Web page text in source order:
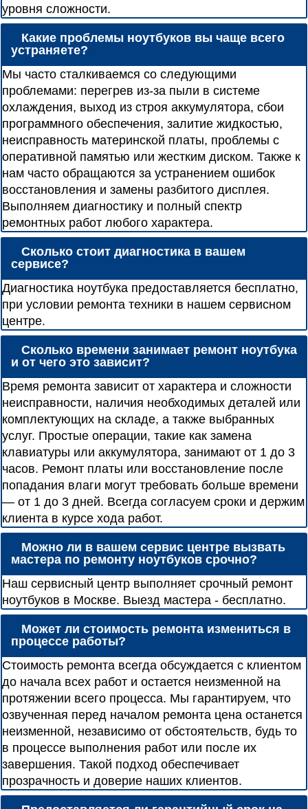
уровня сложности.
Какие проблемы ноутбуков вы чаще всего
устраняете?
Мы часто сталкиваемся со следующими
проблемами: перегрев из-за пыли в системе
охлаждения, выход из строя аккумулятора, сбои
программного обеспечения, залитие жидкостью,
неисправность материнской платы, проблемы с
оперативной памятью или жестким диском. Также к
нам часто обращаются за устранением ошибок
восстановления и замены разбитого дисплея.
Выполняем диагностику и полный спектр
ремонтных работ любого характера.
Сколько стоит диагностика в вашем
сервисе?
Диагностика ноутбука предоставляется бесплатно,
при условии ремонта техники в нашем сервисном
центре.
Сколько времени занимает ремонт ноутбука
и от чего это зависит?
Время ремонта зависит от характера и сложности
неисправности, наличия необходимых деталей или
комплектующих на складе, а также выбранных
услуг. Простые операции, такие как замена
клавиатуры или аккумулятора, занимают от 1 до 3
часов. Ремонт платы или восстановление после
попадания влаги могут требовать больше времени
— от 1 до 3 дней. Всегда согласуем сроки и держим
клиента в курсе хода работ.
Можно ли в вашем сервис центре вызвать
мастера по ремонту ноутбуков срочно?
Наш сервисный центр выполняет срочный ремонт
ноутбуков в Москве. Выезд мастера - бесплатно.
Может ли стоимость ремонта измениться в
процессе работы?
Стоимость ремонта всегда обсуждается с клиентом
до начала всех работ и остается неизменной на
протяжении всего процесса. Мы гарантируем, что
озвученная перед началом ремонта цена останется
неизменной, независимо от обстоятельств, будь то
в процессе выполнения работ или после их
завершения. Такой подход обеспечивает
прозрачность и доверие наших клиентов.